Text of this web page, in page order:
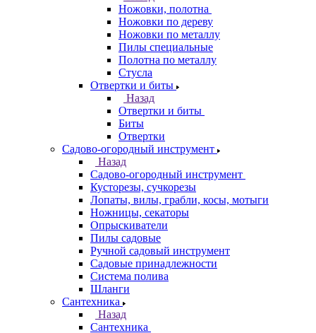
Ножовки, полотна
Ножовки по дереву
Ножовки по металлу
Пилы специальные
Полотна по металлу
Стусла
Отвертки и биты
Назад
Отвертки и биты
Биты
Отвертки
Садово-огородный инструмент
Назад
Садово-огородный инструмент
Кусторезы, сучкорезы
Лопаты, вилы, грабли, косы, мотыги
Ножницы, секаторы
Опрыскиватели
Пилы садовые
Ручной садовый инструмент
Садовые принадлежности
Система полива
Шланги
Сантехника
Назад
Сантехника